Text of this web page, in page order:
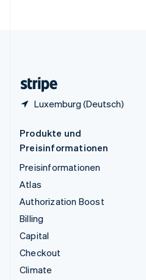
Luxemburg (Deutsch)
Produkte und
Preisinformationen
Preisinformationen
Atlas
Authorization Boost
Billing
Capital
Checkout
Climate